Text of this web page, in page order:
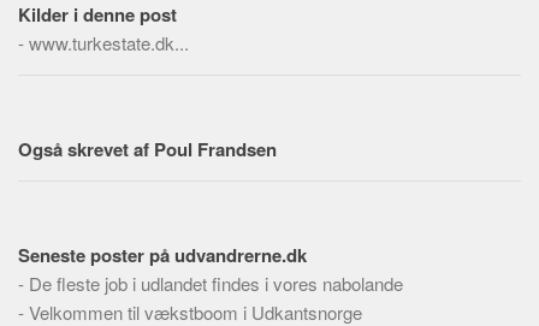
Steder
Webstedet
Forhistorien
Kilder i denne post
-www.turkestate.dk...
Også skrevet af Poul Frandsen
Seneste poster på udvandrerne.dk
- De fleste job i udlandet findes i vores nabolande
-Velkommen til vækstboom i Udkantsnorge